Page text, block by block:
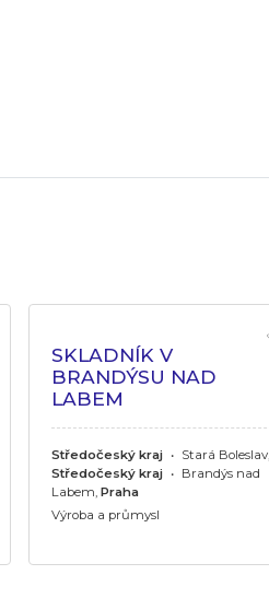
SKLADNÍK V
BRANDÝSU NAD
LABEM
Středočeský kraj • Stará Boleslav,
Středočeský kraj • Brandýs nad
Labem, Praha
Výroba a průmysl